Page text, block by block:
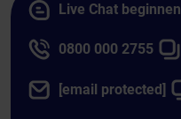
Live Chat beginnen
0800 000 2755
[email protected]